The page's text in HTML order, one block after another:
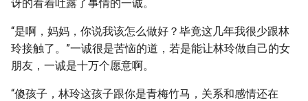
讶的看着吐露了事情的一诚。
“是啊，妈妈，你说我该怎么做好？毕竟这几年我很少跟林
玲接触了。”一诚很是苦恼的道，若是能让林玲做自己的女
朋友，一诚是十万个愿意啊。
“傻孩子，林玲这孩子跟你是青梅竹马，关系和感情还在